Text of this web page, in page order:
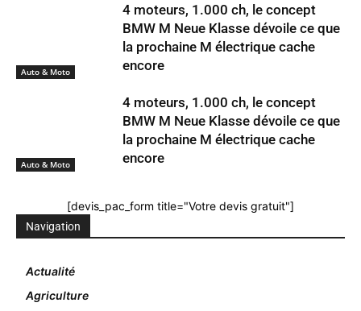
Auto & Moto
4 moteurs, 1.000 ch, le concept
BMW M Neue Klasse dévoile ce que
la prochaine M électrique cache
encore
Auto & Moto
4 moteurs, 1.000 ch, le concept
BMW M Neue Klasse dévoile ce que
la prochaine M électrique cache
encore
[devis_pac_form title="Votre devis gratuit"]
Navigation
Actualité
Agriculture